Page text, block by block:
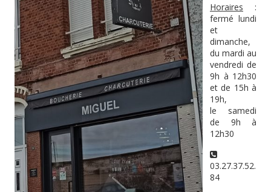
Horaires :
fermé lundi
et
dimanche,
du mardi au
vendredi de
9h à 12h30
et de 15h à
19h,
le samedi
de 9h à
12h30
03.27.37.52.
84